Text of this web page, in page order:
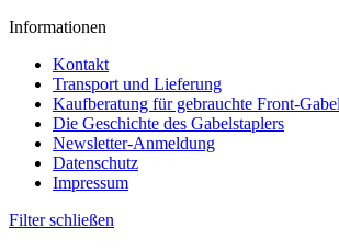
Informationen
Kontakt
Transport und Lieferung
Kaufberatung für gebrauchte Front-
Die Geschichte des Gabelstaplers
Newsletter-Anmeldung
Datenschutz
Impressum
Filter schließen